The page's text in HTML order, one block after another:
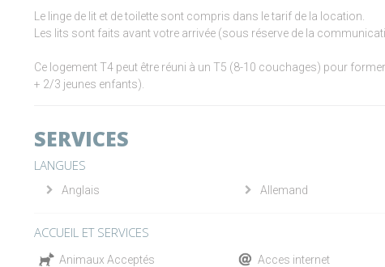
Le linge de lit et de toilette sont compris dans le tarif de la location.
Les lits sont faits avant votre arrivée (sous réserve de la
Ce logement T4 peut être réuni à un T5 (8-10 couchages) pour
+ 2/3 jeunes enfants).
SERVICES
LANGUES
Anglais Allemand
ACCUEIL ET SERVICES
Animaux Acceptés Acces internet